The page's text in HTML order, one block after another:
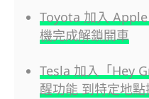
Toyota 加入
機完成解鎖開車
Tesla 加入「Hey
醒功能 到特定地